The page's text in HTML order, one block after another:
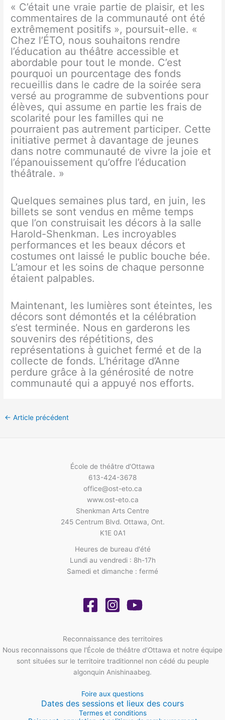
« C’était une vraie partie de plaisir, et les
commentaires de la communauté ont été
extrêmement positifs », poursuit-elle. «
Chez l’ÉTO, nous souhaitons rendre
l’éducation au théâtre accessible et
abordable pour tout le monde. C’est
pourquoi un pourcentage des fonds
recueillis dans le cadre de la soirée sera
versé au programme de subventions pour
élèves, qui assume en partie les frais de
scolarité pour les familles qui ne
pourraient pas autrement participer. Cette
initiative permet à davantage de jeunes
dans notre communauté de vivre la joie et
l’épanouissement qu’offre l’éducation
théâtrale. »
Quelques semaines plus tard, en juin, les
billets se sont vendus en même temps
que l’on construisait les décors à la salle
Harold-Shenkman. Les incroyables
performances et les beaux décors et
costumes ont laissé le public bouche bée.
L’amour et les soins de chaque personne
étaient palpables.
Maintenant, les lumières sont éteintes, les
décors sont démontés et la célébration
s’est terminée. Nous en garderons les
souvenirs des répétitions, des
représentations à guichet fermé et de la
collecte de fonds. L’héritage d’Anne
perdure grâce à la générosité de notre
communauté qui a appuyé nos efforts.
← Article précédent
École de théâtre d'Ottawa
613-424-3678
office@ost-eto.ca
www.ost-eto.ca
Shenkman Arts Centre
245 Centrum Blvd. Ottawa, Ont.
K1E 0A1
Heures de bureau d'été
Lundi au vendredi : 8h-17h
Samedi et dimanche : fermé
Reconnaissance des territoires
Nous reconnaissons que l'École de théâtre d'Ottawa et notre équipe
sont situées sur le territoire traditionnel non cédé du peuple
algonquin Anishinaabeg.
Foire aux questions
Dates des sessions et lieux des cours
Termes et conditions